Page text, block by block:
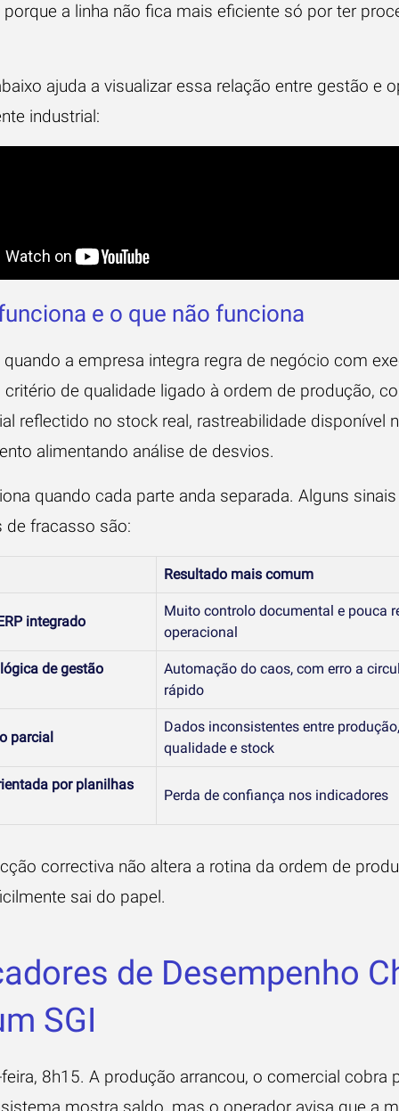
porque a linha não fica mais eficiente só por ter
ajuda a visualizar essa relação entre gestão e
industrial:
e o que não funciona
quando a empresa integra regra de negócio com
critério de qualidade ligado à ordem de produção,
reflectido no stock real, rastreabilidade disponível
alimentando análise de desvios.
quando cada parte anda separada. Alguns sinais
de fracasso são:
Resultado mais comum
integrado
Muito controlo documental e pouca
operacional
de gestão
Automação do caos, com erro a
rápido
parcial
Dados inconsistentes entre produção,
qualidade e stock
por planilhas
Perda de confiança nos indicadores
correctiva não altera a rotina da ordem de
sai do papel.
de Desempenho
SGI
8h15. A produção arrancou, o comercial cobra